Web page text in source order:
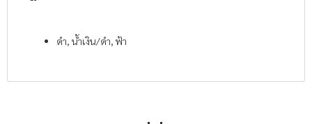
ดำ, น้ำเงิน/ดำ, ฟ้า